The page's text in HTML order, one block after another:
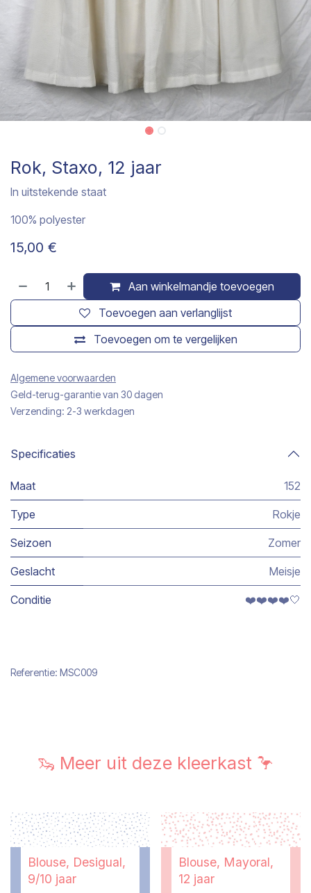
Rok, Staxo, 12 jaar
In uitstekende staat
100% polyester
15,00 €
Aan winkelmandje toevoegen
Toevoegen om te vergelijken
Toevoegen aan verlanglijst
Algemene voorwaarden
Geld-terug-garantie van 30 dagen
Verzending: 2-3 werkdagen
Specificaties
Maat 152
Type Rokje
Seizoen Zomer
Geslacht Meisje
Conditie ❤️❤️❤️❤️🤍
Referentie: MSC009
🦦 Meer uit deze kleerkast 🦩
Blouse, Desigual,
9/10 jaar
Blouse, Mayoral,
12 jaar